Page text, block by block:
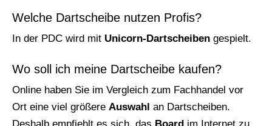
Welche Dartscheibe nutzen Profis?
In der PDC wird mit Unicorn-Dartscheiben gespielt.
Wo soll ich meine Dartscheibe kaufen?
Online haben Sie im Vergleich zum Fachhandel vor
Ort eine viel größere Auswahl an Dartscheiben.